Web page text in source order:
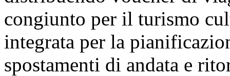
congiunto per il turismo
integrata per la
spostamenti di andata e